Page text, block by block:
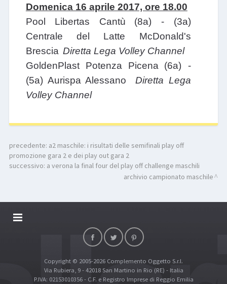
Domenica 16 aprile 2017, ore 18.00
Pool Libertas Cantù
(8a) - (3a)
Centrale del Latte McDonald's
Brescia Diretta Lega Volley Channel
GoldenPlast Potenza Picena (6a) -
(5a) Aurispa Alessano
Diretta Lega
Volley Channel
precedente: a2 maschile: i risultati delle semifinali play off
promozione gara 2 e dei play out gara 2
successivo: a verona la final four del play off challenge maschili
archivio campionato maschile
DALLARIVOLLEY SOSTIENE
TOP RICERCHE
SITE MAP
Copyright © 2005-2026 Complemento Oggetto S.r.l.
Via Rubiera, 9 - 42018 San Martino in Rio (RE) - Italia
P.IVA: 02153010356 - C.F. e Registro Imprese di Reggio Emilia